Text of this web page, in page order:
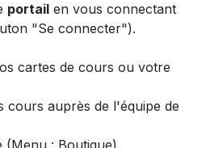
portail en vous connectant
"Se connecter").
cartes de cours ou votre
cours auprès de l'équipe de